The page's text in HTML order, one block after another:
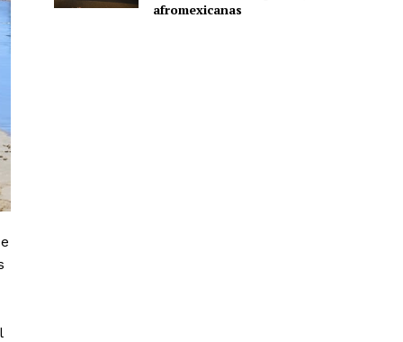
afromexicanas